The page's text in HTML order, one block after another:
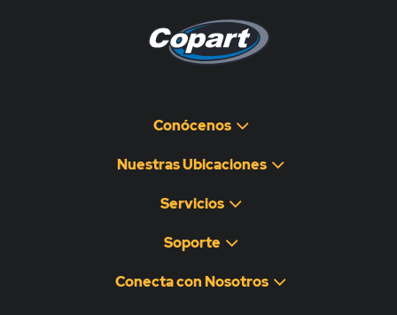
Conócenos
Nuestras Ubicaciones
Servicios
Soporte
Conecta con Nosotros